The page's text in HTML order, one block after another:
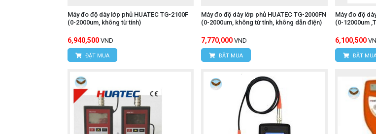
Máy đo độ dày lớp phủ HUATEC TG-2100F
(0-2000um, không từ tính)
6,940,500 VND
ĐẶT MUA
Máy đo độ dày lớp phủ HUATEC TG-2000FN
(0-2000um, không từ tính, không dẫn điện)
7,770,000 VND
ĐẶT MUA
Máy đo độ
(0-12000um
6,100,500
ĐẶT